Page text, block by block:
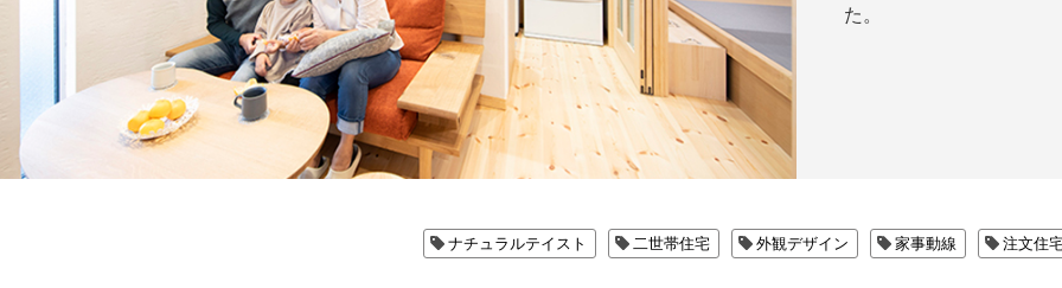
た。
ナチュラルテイスト 二世帯住宅 外観デザイン 家事動線 注文住